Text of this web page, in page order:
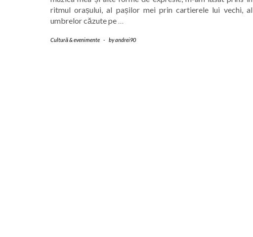
ritmul orașului, al pașilor mei prin cartierele lui vechi, al
umbrelor căzute pe …
Cultură & evenimente - byandrei90